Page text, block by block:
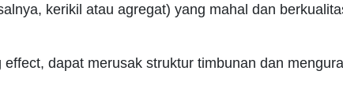
kerikil atau agregat) yang mahal dan
dapat merusak struktur timbunan dan